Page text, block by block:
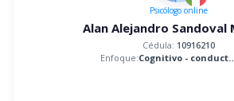
Psicólogoonline
Cédula: 10916210
Enfoque:
Cognitivo -